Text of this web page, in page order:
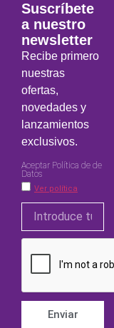
Suscríbete
a nuestro
newsletter
Recibe primero
nuestras
ofertas,
novedades y
lanzamientos
exclusivos.
Aceptar Política de de
Datos
Ver política
Enviar